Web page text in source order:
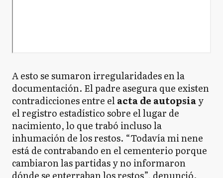
A esto se sumaron irregularidades en la
documentación. El padre asegura que existen
contradicciones entre elacta de autopsiay
el registro estadístico sobre el lugar de
nacimiento, lo que trabó incluso la
inhumación de los restos. “Todavía mi nene
está de contrabando en el cementerio porque
cambiaron las partidas y no informaron